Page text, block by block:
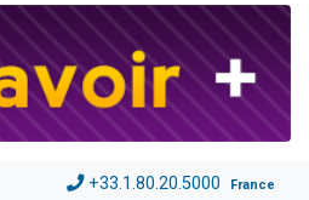
+33.1.80.20.5000 France